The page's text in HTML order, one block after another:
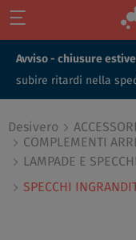
Avviso - chiusure
subire ritardi nella
Desivero
COMPLEMENTI
LAMPADE E
SPECCHI